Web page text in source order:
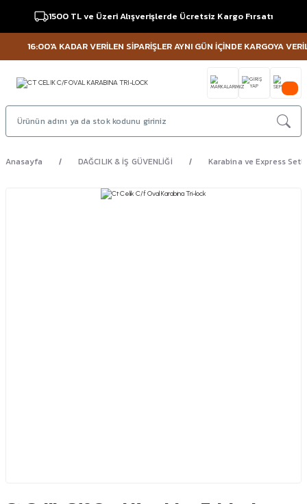
1500 TL ve Üzeri Alışverişlerde Ücretsiz Kargo Fırsatı
16:00'A KADAR VERİLEN SİPARİŞLER AYNI GÜN İÇİNDE KARGOYA
Anasayfa DAĞCILIK & İŞ GÜVENLİĞİ Karabina ve Express